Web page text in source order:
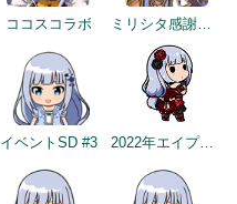
ココスコラボ ミリシタ感謝祭2019～2020
イベントSD #3 2022年エイプリルフールネタ